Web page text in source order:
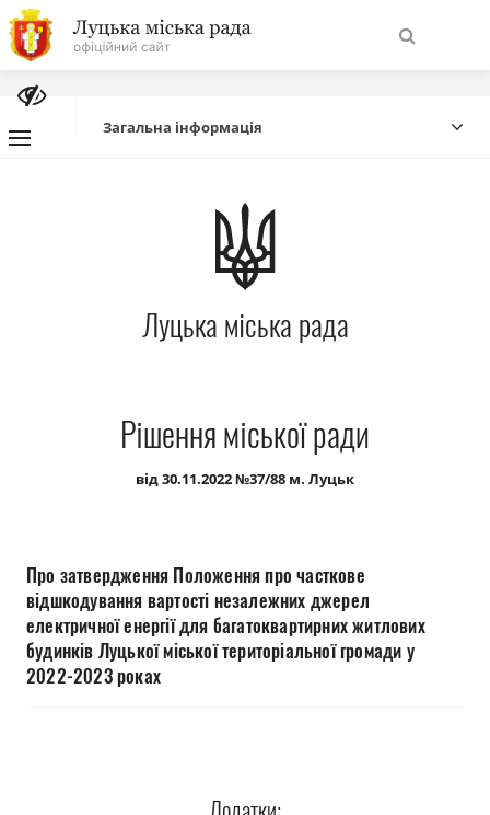
На
головну
Про місто
Міська влада
Міська рада
Публічна інформація
Документи
Загальна інформація
Луцька міська рада
Рішення міської ради
від 30.11.2022 №37/88 м. Луцьк
Про затвердження Положення про часткове
відшкодування вартості незалежних джерел
електричної енергії для багатоквартирних житлових
будинків Луцької міської територіальної громади у
2022-2023 роках